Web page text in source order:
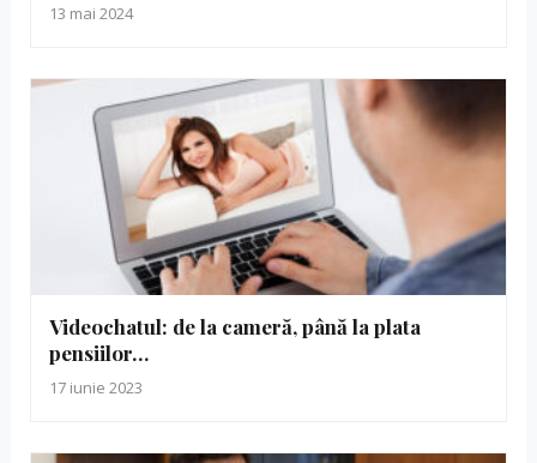
13 mai 2024
Videochatul: de la cameră, până la plata
pensiilor…
17 iunie 2023